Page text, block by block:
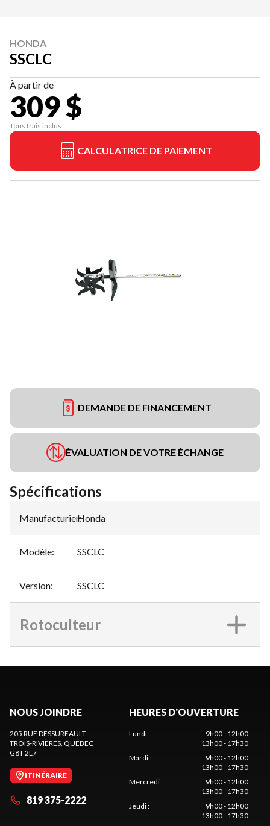
HONDA
SSCLC
À partir de
309 $
Tous frais inclus
CALCULATRICE DE PAIEMENT
DEMANDE DE FINANCEMENT
ÉVALUATION DE VOTRE ÉCHANGE
Spécifications
Manufacturier:
Honda
Modèle: SSCLC
Version: SSCLC
Rotoculteur
NOUS JOINDRE
205 RUE DESSUREAULT
TROIS-RIVIÈRES , QUÉBEC
G8T 2L7
ITINÉRAIRE
819 375-2222
HEURES D'OUVERTURE
Lundi:
9h00 - 12h00
13h00 - 17h30
Mardi:
9h00 - 12h00
13h00 - 17h30
Mercredi:
9h00 - 12h00
13h00 - 17h30
Jeudi:
9h00 - 12h00
13h00 - 17h30